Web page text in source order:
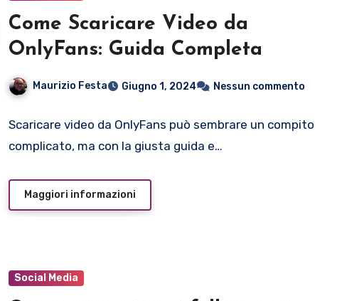
Come Scaricare Video da
OnlyFans: Guida Completa
Maurizio Festa Giugno 1, 2024 Nessun commento
Scaricare video da OnlyFans può sembrare un compito
complicato, ma con la giusta guida e…
Maggiori informazioni
Social Media